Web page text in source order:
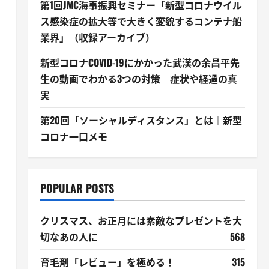
第1回JMC海事振興セミナー「新型コロナウイル
ス感染症の拡大等で大きく変貌するコンテナ船
業界」（収録アーカイブ）
新型コロナCOVID-19にかかった武漢の余昌平先
生の動画でわかる3つの対策 症状や経過の真
実
第20回「ソーシャルディスタンス」とは｜新型
コロナ一口メモ
POPULAR POSTS
クリスマス、お正月には素敵なプレゼントを大
切なあの人に
568
育毛剤「レビュー」を極める！
315